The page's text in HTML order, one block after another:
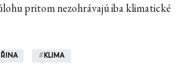
pritom nezohrávajú iba klimatické
# KLIMA